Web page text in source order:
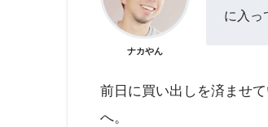
ナカやん
に入っ
前日に買い出しを済ませ
へ。